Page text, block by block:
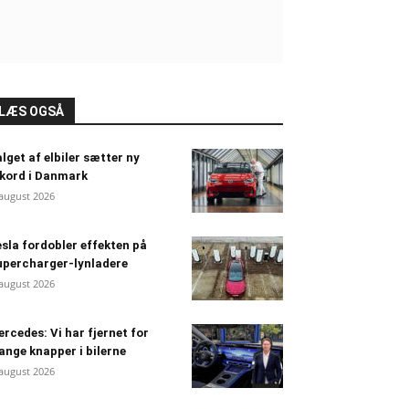
LÆS OGSÅ
af elbiler sætter ny
i Danmark
2026
fordobler effekten på
lynladere
2026
Vi har fjernet for
knapper i bilerne
2026